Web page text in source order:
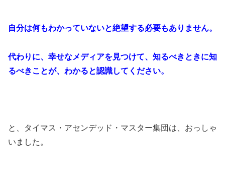
自分は何もわかっていないと絶望する必要もありません。
代わりに、幸せなメディアを見つけて、知るべきときに知
るべきことが、わかると認識してください。
と、タイマス・アセンデッド・マスター集団は、おっしゃ
いました。